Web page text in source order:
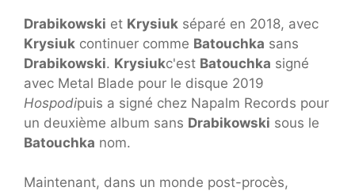
Drabikowski et Krysiuk séparé en 2018, avec
Krysiuk continuer comme Batouchka sans
Drabikowski. Krysiukc'est Batouchka signé
avec Metal Blade pour le disque 2019
Hospodipuis a signé chez Napalm Records pour
un deuxième album sans Drabikowski sous le
Batouchka nom.
Maintenant, dans un monde post-procès,